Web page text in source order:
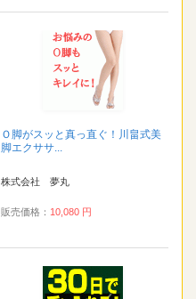
Ｏ脚がスッと真っ直ぐ！川畠式美
脚エクササ...
株式会社 夢丸
販売価格： 10,080 円